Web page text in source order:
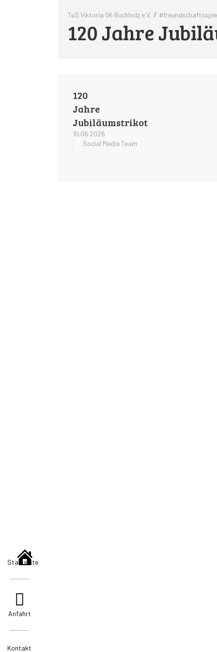
Startseite
Anfahrt
Kontakt
TuS Viktoria 06 Buchholz e.V. /
120 Jahre
120
Jahre
Jubiläumstrikot
10.06.2026
Social Media Team